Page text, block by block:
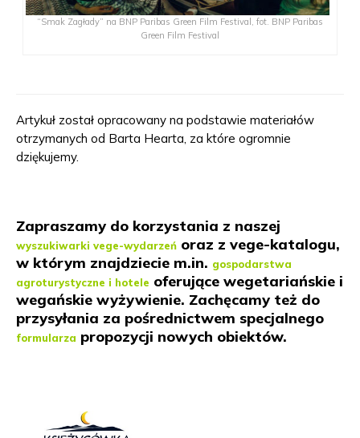
“Smak Zagłady” na BNP Paribas Green Film Festival, fot. BNP Paribas
Green Film Festival
Artykuł został opracowany na podstawie materiałów
otrzymanych od Barta Hearta, za które ogromnie
dziękujemy.
Zapraszamy do korzystania z naszej
wyszukiwarki vege-wydarzeń oraz z vege-katalogu,
w którym znajdziecie m.in. gospodarstwa
agroturystyczne i hotele oferujące wegetariańskie i
wegańskie wyżywienie. Zachęcamy też do
przysyłania za pośrednictwem specjalnego
formularza propozycji nowych obiektów.